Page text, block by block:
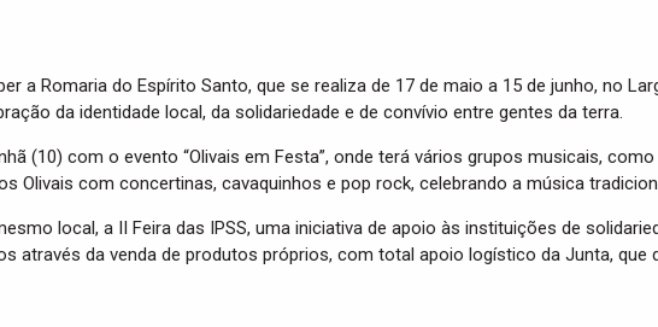
a Romaria do Espírito Santo, que se realiza de 17 de maio a 15 de junho, no
da identidade local, da solidariedade e de convívio entre gentes da terra.
com o evento “Olivais em Festa”, onde terá vários grupos musicais, como
Olivais com concertinas, cavaquinhos e pop rock, celebrando a música
local, a II Feira das IPSS, uma iniciativa de apoio às instituições de
através da venda de produtos próprios, com total apoio logístico da Junta,